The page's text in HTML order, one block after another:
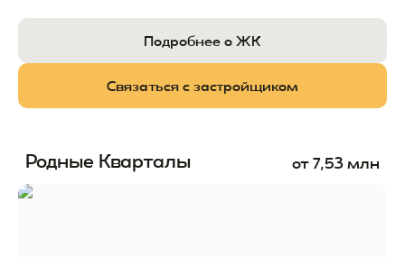
Подробнее о ЖК
Связаться с застройщиком
Родные Кварталы от 7,53 млн